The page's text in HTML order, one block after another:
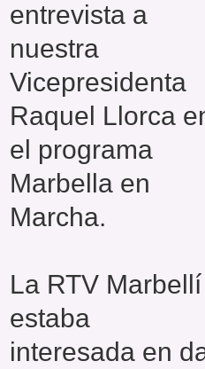
entrevista a
nuestra
Vicepresidenta
Raquel Llorca
el programa
Marbella en
Marcha.
La RTV Marbellí
estaba
interesada en